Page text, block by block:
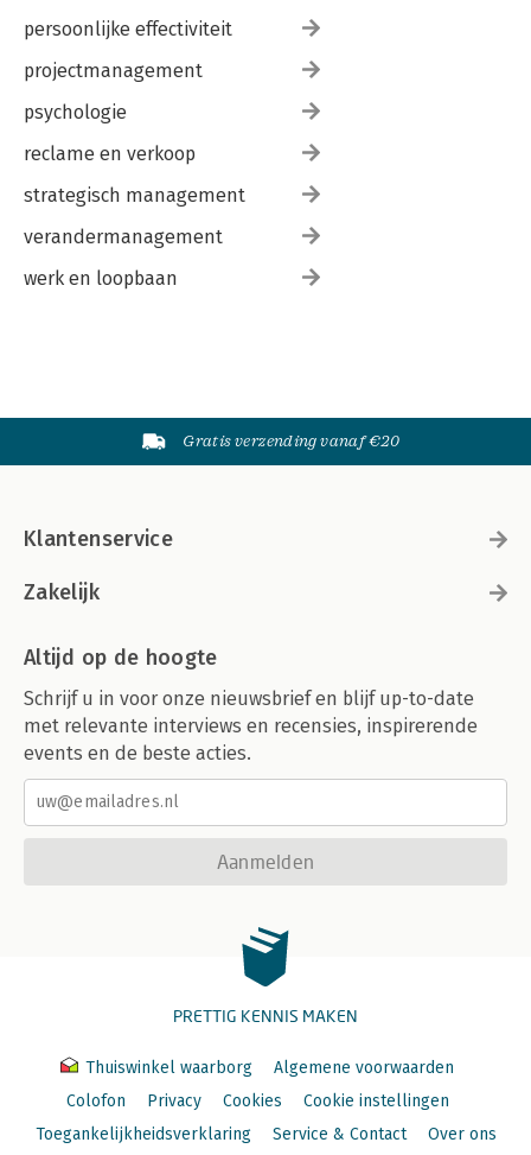
persoonlijke effectiviteit
projectmanagement
psychologie
reclame en verkoop
strategisch management
verandermanagement
werk en loopbaan
Gratis verzending vanaf €20
Klantenservice
Zakelijk
Altijd op de hoogte
Schrijf u in voor onze nieuwsbrief en blijf up-to-date
met relevante interviews en recensies, inspirerende
events en de beste acties.
Aanmelden
PRETTIG KENNIS MAKEN
Thuiswinkel waarborg
Algemene voorwaarden
Colofon
Privacy Cookies
Cookie instellingen
Toegankelijkheidsverklaring
Service & Contact Over ons